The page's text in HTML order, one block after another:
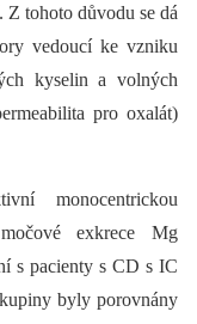
Z tohoto důvodu se dá
vedoucí ke vzniku
kyselin a volných
pro oxalát)
monocentrickou
exkrece Mg
s pacienty s CD s IC
byly porovnány